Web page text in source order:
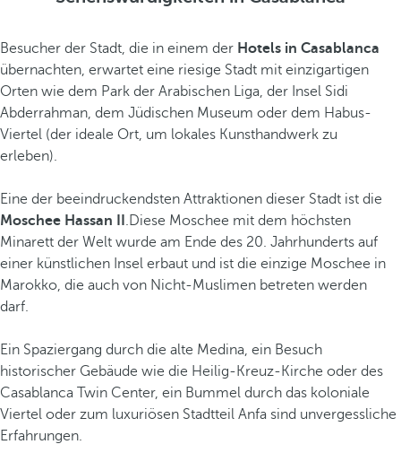
Besucher der Stadt, die in einem der Hotels in Casablanca
übernachten, erwartet eine riesige Stadt mit einzigartigen
Orten wie dem Park der Arabischen Liga, der Insel Sidi
Abderrahman, dem Jüdischen Museum oder dem Habus-
Viertel (der ideale Ort, um lokales Kunsthandwerk zu
erleben).
Eine der beeindruckendsten Attraktionen dieser Stadt ist die
Moschee Hassan II .Diese Moschee mit dem höchsten
Minarett der Welt wurde am Ende des 20. Jahrhunderts auf
einer künstlichen Insel erbaut und ist die einzige Moschee in
Marokko, die auch von Nicht-Muslimen betreten werden
darf.
Ein Spaziergang durch die alte Medina, ein Besuch
historischer Gebäude wie die Heilig-Kreuz-Kirche oder des
Casablanca Twin Center, ein Bummel durch das koloniale
Viertel oder zum luxuriösen Stadtteil Anfa sind unvergessliche
Erfahrungen.